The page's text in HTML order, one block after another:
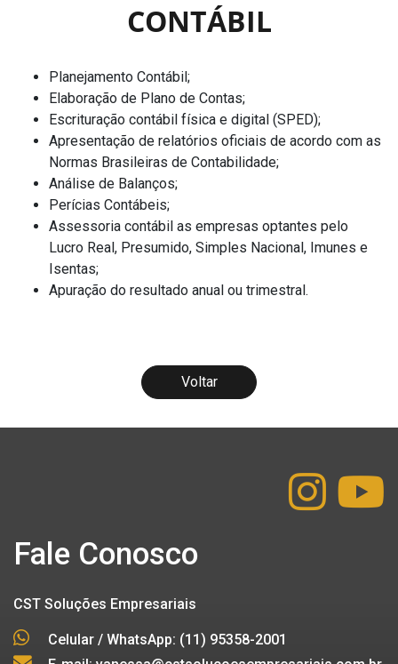
CONTÁBIL
Planejamento Contábil;
Elaboração de Plano de Contas;
Escrituração contábil física e digital (SPED);
Apresentação de relatórios oficiais de acordo com as
Normas Brasileiras de Contabilidade;
Análise de Balanços;
Perícias Contábeis;
Assessoria contábil as empresas optantes pelo
Lucro Real, Presumido, Simples Nacional, Imunes e
Isentas;
Apuração do resultado anual ou trimestral.
Voltar
Fale Conosco
CST Soluções Empresariais
Celular / WhatsApp: (11) 95358-2001